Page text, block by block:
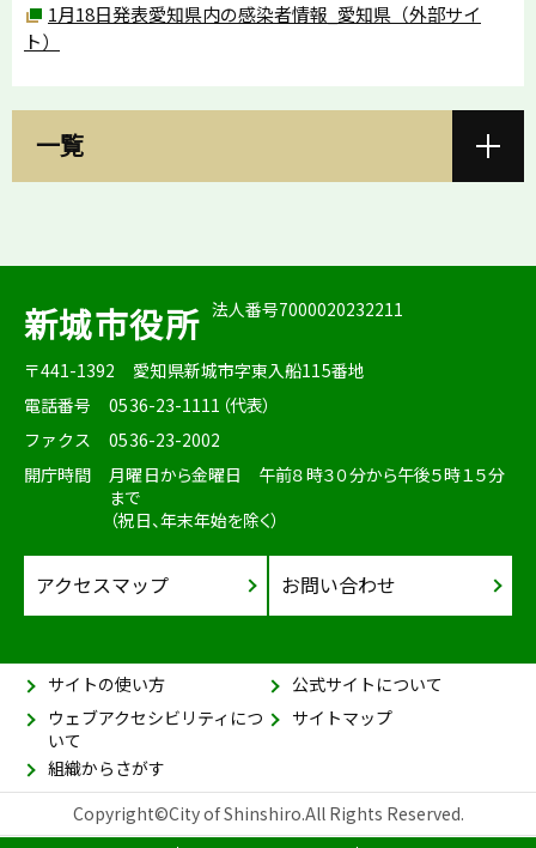
1月18日発表愛知県内の感染者情報_愛知県（外部サイ
ト）
一覧
新城市役所 法人番号7000020232211
〒441-1392
愛知県新城市字東入船115番地
電話番号
0536-23-1111（代表）
ファクス
0536-23-2002
開庁時間
月曜日から金曜日 午前８時３０分から午後５時１５分
まで
（祝日、年末年始を除く）
アクセスマップ お問い合わせ
サイトの使い方
公式サイトについて
ウェブアクセシビリティにつ
いて
サイトマップ
組織からさがす
Copyright©City of Shinshiro.All Rights Reserved.